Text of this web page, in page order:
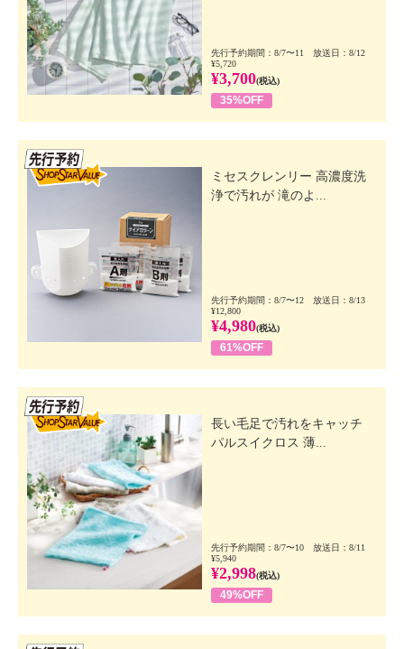
先行予約期間：8/7〜11 放送日：8/12
¥5,720
¥3,700(税込)
35%OFF
ミセスクレンリー 高濃度洗
浄で汚れが 滝のよ...
先行予約期間：8/7〜12 放送日：8/13
¥12,800
¥4,980(税込)
61%OFF
長い毛足で汚れをキャッチ
パルスイクロス 薄...
先行予約期間：8/7〜10 放送日：8/11
¥5,940
¥2,998(税込)
49%OFF